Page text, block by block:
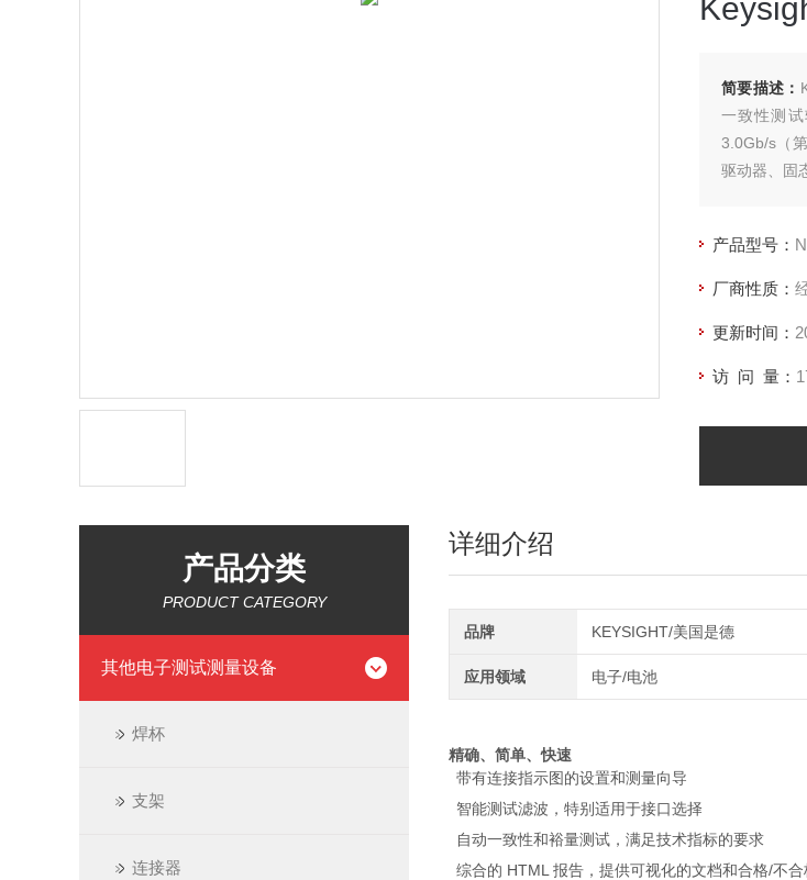
简要描述：
一致性测试
3.0Gb/s（
驱动器、固
产品型号：
厂商性质：
更新时间：
访 问 量：
产品分类
PRODUCT CATEGORY
其他电子测试测量设备
焊杯
支架
连接器
详细介绍
品牌 KEYSIGHT/美国是德
应用领域 电子/电池
精确、简单、快速
带有连接指示图的设置和测量向导
智能测试滤波，特别适用于接口选择
自动一致性和裕量测试，满足技术指标的要求
综合的 HTML 报告，提供可视化的文档和合格/不